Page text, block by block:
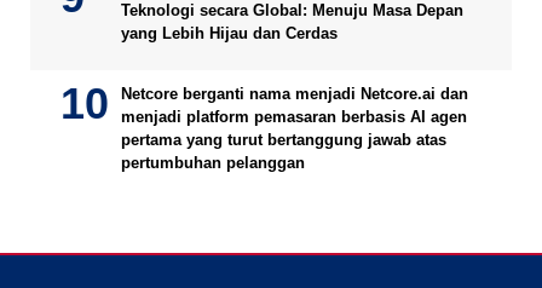
Teknologi secara Global: Menuju Masa Depan
yang Lebih Hijau dan Cerdas
Netcore berganti nama menjadi Netcore.ai dan
menjadi platform pemasaran berbasis AI agen
pertama yang turut bertanggung jawab atas
pertumbuhan pelanggan